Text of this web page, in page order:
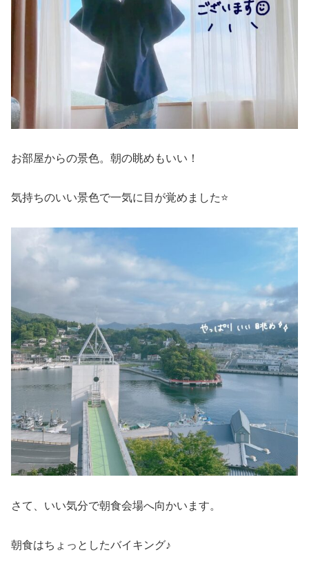
お部屋からの景色。朝の眺めもいい！
気持ちのいい景色で一気に目が覚めました⭐️
さて、いい気分で朝食会場へ向かいます。
朝食はちょっとしたバイキング♪